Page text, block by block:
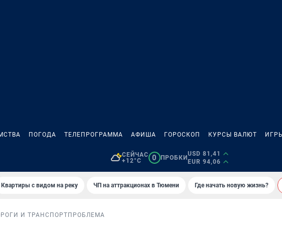
ПОГОДА ТЕЛЕПРОГРАММА АФИША ГОРОСКОП КУРСЫ ВАЛЮТ ИГРЫ
СЕЙЧАС
+12°C
0 ПРОБКИ
USD 81,41
EUR 94,06
Квартиры с видом на реку ЧП на аттракционах в Тюмени Где начать новую жизнь?
И ТРАНСПОРТ ПРОБЛЕМА